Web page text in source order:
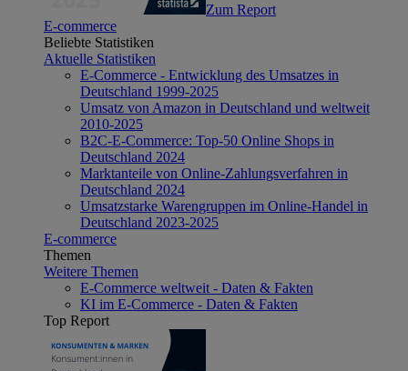
Zum Report
E-commerce
Beliebte Statistiken
Aktuelle Statistiken
E-Commerce - Entwicklung des Umsatzes in
Deutschland 1999-2025
Umsatz von Amazon in Deutschland und weltweit
2010-2025
B2C-E-Commerce: Top-50 Online Shops in
Deutschland 2024
Marktanteile von Online-Zahlungsverfahren in
Deutschland 2024
Umsatzstarke Warengruppen im Online-Handel in
Deutschland 2023-2025
E-commerce
Themen
Weitere Themen
E-Commerce weltweit - Daten & Fakten
KI im E-Commerce - Daten & Fakten
Top Report